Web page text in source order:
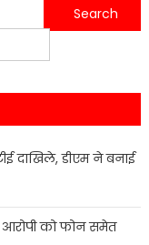
2022 के अखिल भारतीय महिला हॉकी कप के दूसरे दिन खेले गए सात लीग मुकाबले …
दाखिले, डीएम ने बनाई
को फोन समेत